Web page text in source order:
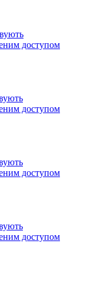
доступом
доступом
доступом
доступом